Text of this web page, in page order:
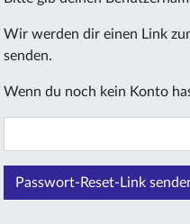
Wir werden dir einen Link
senden.
Wenn du noch kein Konto